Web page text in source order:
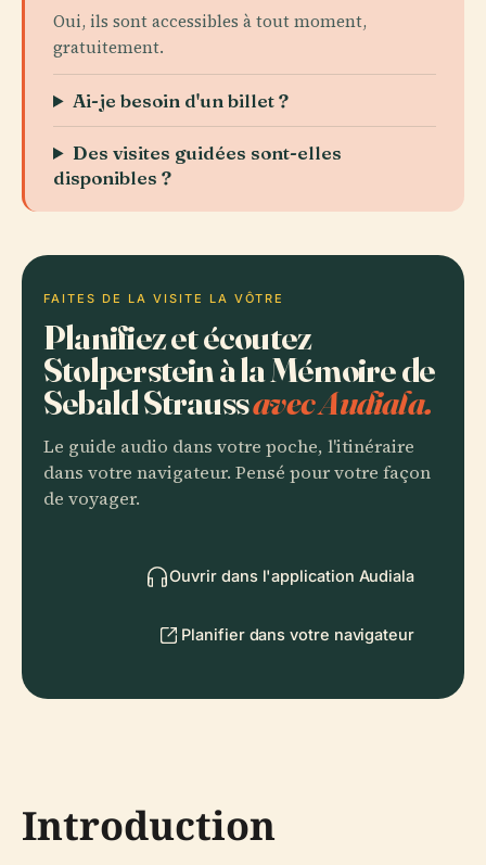
Oui, ils sont accessibles à tout moment,
gratuitement.
Ai-je besoin d'un billet ?
Des visites guidées sont-elles
disponibles ?
FAITES DE LA VISITE LA VÔTRE
Planifiez et écoutez
Stolperstein à la Mémoire de
Sebald Straussavec Audiala.
Le guide audio dans votre poche, l'itinéraire
dans votre navigateur. Pensé pour votre façon
de voyager.
Ouvrir dans l'application Audiala
Planifier dans votre navigateur
Introduction